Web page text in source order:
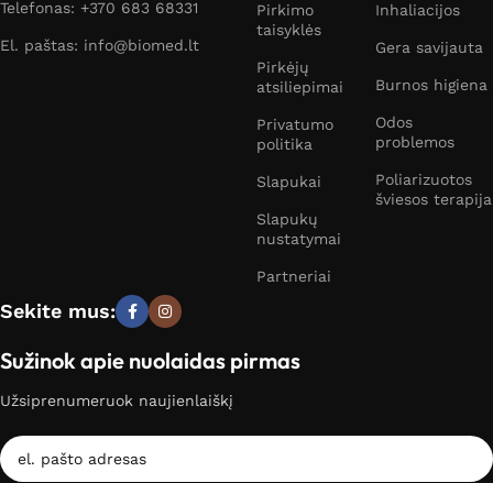
Telefonas: +370 683 68331
El. paštas: info@biomed.lt
Pirkimo
taisyklės
Pirkėjų
atsiliepimai
Privatumo
politika
Slapukai
Slapukų
nustatymai
Partneriai
Inhaliacijos
Gera savijauta
Burnos higiena
Odos
problemos
Poliarizuotos
šviesos terapija
Sekite mus:
Sužinok apie nuolaidas pirmas
Užsiprenumeruok naujienlaiškį